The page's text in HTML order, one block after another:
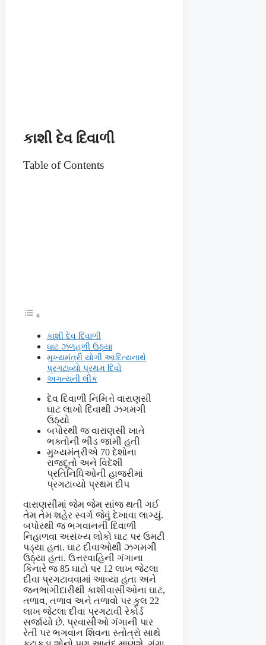
કાશી દેવ દિવાળી
Table of Contents
કાશી દેવ દિવાળી
ઘાટ ઝળહળી ઉઠ્યા
મુખ્યમંત્રી યોગી આદિત્યનાથે
પ્રગટાવ્યો પ્રથમ દિવો
અગત્યની લીંક
દેવ દિવાળી નિમિત્તે વારાણસી
ઘાટ લાખો દિવાથી ઝગમગી
ઉઠ્યો
બપોરથી જ વારાણસી ખાતે
ભક્તોની ભીડ જામી હતી
મુખ્યમંત્રીએ 70 દેશોના
રાજદૂતો અને વિદેશી
પ્રતિનિધિઓની હાજરીમાં
પ્રગટાવ્યો પ્રથમ દીપ
વારાણસીમાં જેમ જેમ સાંજ થતી ગઈ
તેમ તેમ શહેર સ્વર્ગ જેવું દેખાવા લાગ્યું.
બપોરથી જ ભગવાનની દિવાળી
નિહાળવા અસંખ્ય લોકો ઘાટ પર ઉમટી
પડ્યા હતા. ઘાટ દીવાઓથી ઝગમગી
ઉઠ્યા હતા. ઉત્તરવાહિની ગંગાના
કિનારે જ 85 ઘાટો પર 12 લાખ જેટલા
દીવા પ્રગટાવવામાં આવ્યા હતા અને
જનભાગીદારીથી કાશીવાસીઓના ઘાટ,
તળાવ, તળાવ અને તળાવો પર કુલ 22
લાખ જેટલા દીવા પ્રગટાવી રેકોર્ડ
સર્જાયો છે. પ્રવાસીઓ ગંગાની પાર
રેતી પર ભગવાન શિવના સ્તોત્રો સાથે